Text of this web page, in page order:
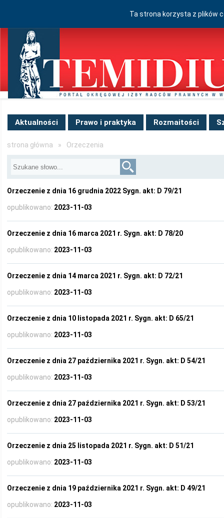
Ta strona korzysta z plików
Aktualności Prawo i praktyka Rozmaitości
strona główna » Orzeczenia
Orzeczenie z dnia 16 grudnia 2022 Sygn. akt: D 79/21
opublikowano: 2023-11-03
Orzeczenie z dnia 16 marca 2021 r. Sygn. akt: D 78/20
opublikowano: 2023-11-03
Orzeczenie z dnia 14 marca 2021 r. Sygn. akt: D 72/21
opublikowano: 2023-11-03
Orzeczenie z dnia 10 listopada 2021 r. Sygn. akt: D 65/21
opublikowano: 2023-11-03
Orzeczenie z dnia 27 października 2021 r. Sygn. akt: D 54/21
opublikowano: 2023-11-03
Orzeczenie z dnia 27 października 2021 r. Sygn. akt: D 53/21
opublikowano: 2023-11-03
Orzeczenie z dnia 25 listopada 2021 r. Sygn. akt: D 51/21
opublikowano: 2023-11-03
Orzeczenie z dnia 19 października 2021 r. Sygn. akt: D 49/21
opublikowano: 2023-11-03